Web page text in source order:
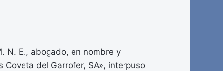
N. E., abogado, en nombre y
Coveta del Garrofer, SA», interpuso